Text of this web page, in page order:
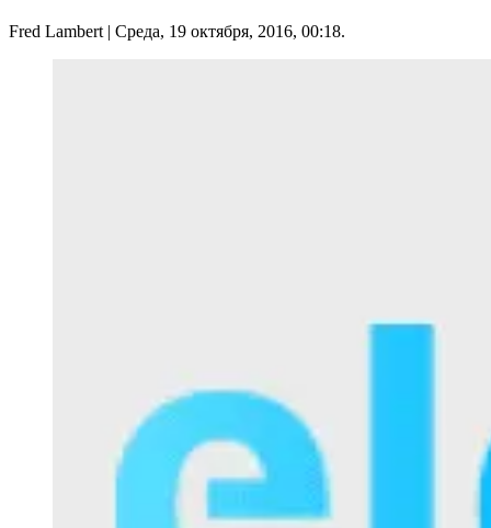
Fred Lambert| Среда, 19 октября, 2016, 00:18.